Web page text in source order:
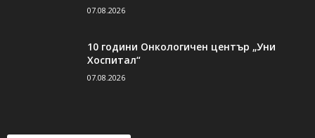
07.08.2026
10 години Онкологичен център „Уни
Хоспитал“
07.08.2026